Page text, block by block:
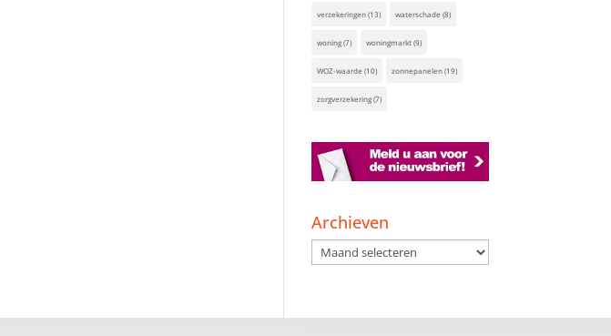
verzekeringen(13) waterschade (8)
woning(7) woningmarkt(9)
WOZ-waarde (10) zonnepanelen(19)
zorgverzekering(7)
Archieven
Archieven
Een hypotheek na uw
mogelijkheden
De woningmarkt is nog steeds in
beweging. Misschien denkt u na